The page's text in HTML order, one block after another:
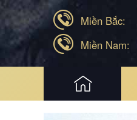
Miền Bắc:
Miền Nam: